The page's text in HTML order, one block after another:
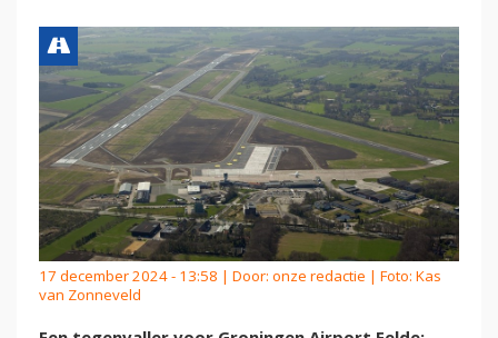
17 december 2024 - 13:58 | Door: onze redactie | Foto: Kas
van Zonneveld